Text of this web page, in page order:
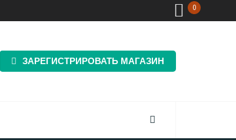
ЗАРЕГИСТРИРОВАТЬ МАГАЗИН
0